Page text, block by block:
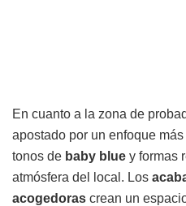
En cuanto a la zona de
apostado por un enfoque
tonos de baby blue y formas
atmósfera del local. Los
acogedoras crean un